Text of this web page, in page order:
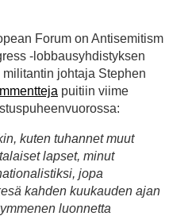
Forum on Antisemitism
-lobbausyhdistyksen
johtaja Stephen
puitiin viime
kuten tuhannet muut
lapset, minut
jopa
kahden kuukauden ajan
luonnetta